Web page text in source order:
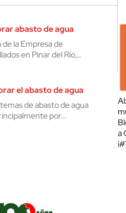
abasto de agua
la Empresa de
en Pinar del Río,…
el abasto de agua
de abasto de agua
por…
a